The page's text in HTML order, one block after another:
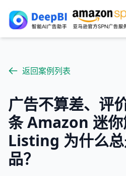
返回案例列表
广告不算差、评
条 Amazon 迷
Listing 为什么总
品？